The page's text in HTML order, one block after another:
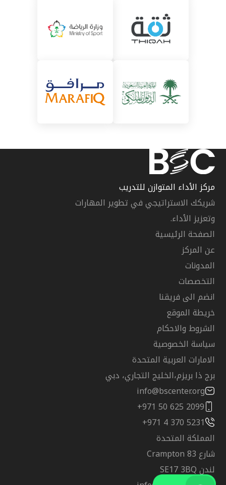
مركز الأداء المتوازن للتدريب
شريكك الاستراتيجي في تطوير المهارات
وتعزيز الأداء.
الصفحة الرئيسية
عن المركز
المدونات
التخصصات
انضم الى فريقنا
خريطة الموقع
الشروط والاحكام
سياسة الخصوصية
الامارات العربية المتحدة
برج ذا بريزم،الخليج التجاري، دبي
info@bscenter.org
+971 50 625 2099
+971 4 370 5231
المملكة المتحدة
شارع Crampton 83
لندن SE17 3BQ